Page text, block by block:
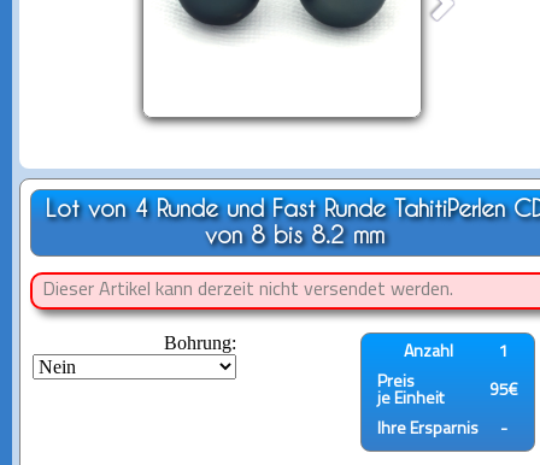
Lot von 4 Runde und Fast Runde TahitiPerlen
von 8 bis 8.2 mm
Dieser Artikel kann derzeit nicht versendet werden.
Bohrung: Anzahl
1
Preis
je Einheit
95€
Ihre Ersparnis -